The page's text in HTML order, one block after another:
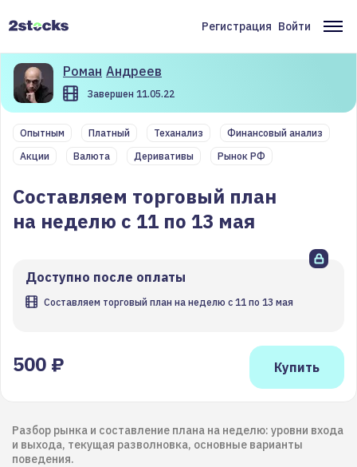
содержанию
Меню
пользователя
Регистрация Войти
Роман Андреев
Завершен 11.05.22
Составляем торговый план
на неделю с 11 по 13 мая
Доступно после оплаты
Составляем торговый план на неделю с 11 по 13 мая
Опытным Платный Теханализ
Финансовый анализ
Акции
Валюта Деривативы Рынок РФ
500 ₽
Разбор рынка и составление плана на неделю: уровни входа
и выхода, текущая разволновка, основные варианты
поведения.